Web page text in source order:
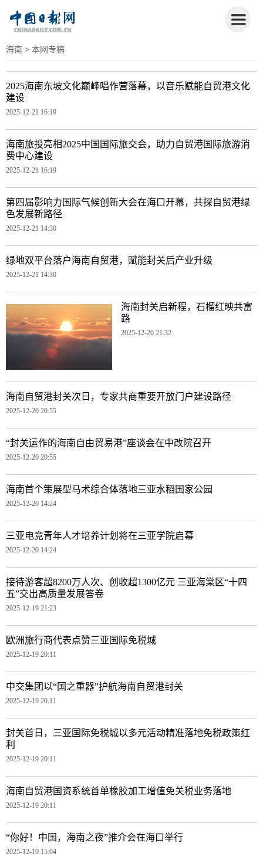
海南 > 本网专稿
2025海南东坡文化巅峰唱作营落幕，以音乐赋能自贸港文化
建设
2025-12-21 16:19
海南旅投亮相2025中国国际旅交会，助力自贸港国际旅游消
费中心建设
2025-12-21 16:19
第四届影响力国际气候创新大会在海口开幕，共探自贸港绿
色发展新路径
2025-12-21 14:30
绿地双平台落户海南自贸港，赋能封关后产业升级
2025-12-21 14:30
海南封关启新程，石榴红映共富
路
2025-12-20 21:32
海南自贸港封关次日，专家共商重要开放门户建设路径
2025-12-20 20:55
“封关运作的海南自由贸易港”座谈会在中改院召开
2025-12-20 20:55
海南首个策展型马术综合体落地三亚水稻国家公园
2025-12-20 14:24
三亚电竞青年人才培养计划将在三亚学院启幕
2025-12-20 14:24
接待游客超8200万人次、创收超1300亿元 三亚海棠区“十四
五”交出高质量发展答卷
2025-12-19 21:23
欧洲旅行商代表点赞三亚国际免税城
2025-12-19 20:11
中交集团以“国之重器”护航海南自贸港封关
2025-12-19 20:11
封关首日，三亚国际免税城以多元活动精准落地免税政策红
利
2025-12-19 20:11
海南自贸港国资系统首单橡胶加工增值免关税业务落地
2025-12-19 20:11
“你好！中国，海南之夜”推介会在海口举行
2025-12-19 15:04